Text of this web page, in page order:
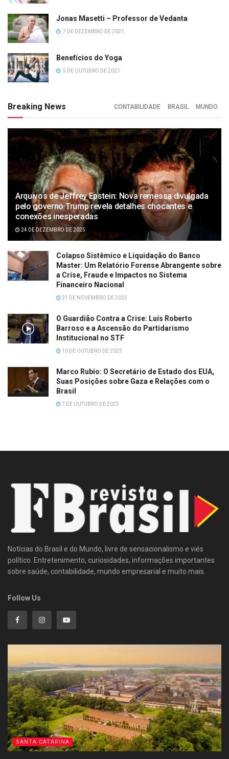
Jonas Masetti – Professor de Vedanta
7 DE DEZEMBRO DE 2021
Benefícios do Yoga
5 DE OUTUBRO DE 2021
Breaking News CONTABILIDADE BRASIL MUNDO
Arquivos de Jeffrey Epstein: Nova remessa divulgada
pelo governo Trump revela detalhes chocantes e
conexões inesperadas
24 DE DEZEMBRO DE 2025
Colapso Sistêmico e Liquidação do Banco
Master: Um Relatório Forense Abrangente sobre
a Crise, Fraude e Impactos no Sistema
Financeiro Nacional
21 DE NOVEMBRO DE 2025
O Guardião Contra a Crise: Luís Roberto
Barroso e a Ascensão do Partidarismo
Institucional no STF
10 DE OUTUBRO DE 2025
Marco Rubio: O Secretário de Estado dos EUA,
Suas Posições sobre Gaza e Relações com o
Brasil
7 DE OUTUBRO DE 2025
Notícias do Brasil e do Mundo, livre de sensacionalismo e viés
político. Entretenimento, curiosidades, informações importantes
sobre saúde, contabilidade, mundo empresarial e muito mais.
Follow Us
SANTA CATARINA